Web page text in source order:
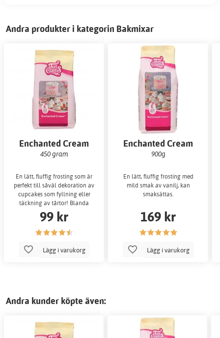
Andra produkter i kategorin Bakmixar
Enchanted Cream
450 gram
En lätt, fluffig frosting som är
perfekt till såväl dekoration av
cupcakes som fyllning eller
täckning av tårtor! Blanda
endast
99 kr
Lägg i varukorg
Enchanted Cream
900g
En lätt, fluffig frosting med
mild smak av vanilj, kan
smaksättas.
169 kr
Lägg i varukorg
Andra kunder köpte även: